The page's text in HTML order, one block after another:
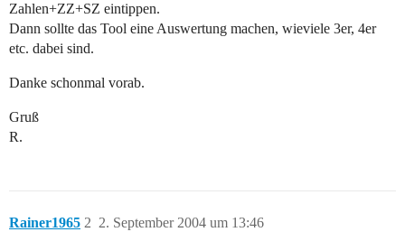
Zahlen+ZZ+SZ eintippen.
Dann sollte das Tool eine Auswertung machen, wieviele 3er, 4er
etc. dabei sind.
Danke schonmal vorab.
Gruß
R.
Rainer1965 2. September 2004 um 13:46
2